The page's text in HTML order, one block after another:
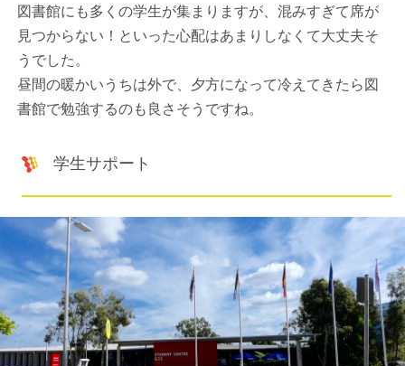
図書館にも多くの学生が集まりますが、混みすぎて席が
見つからない！といった心配はあまりしなくて大丈夫そ
うでした。
昼間の暖かいうちは外で、夕方になって冷えてきたら図
書館で勉強するのも良さそうですね。
学生サポート